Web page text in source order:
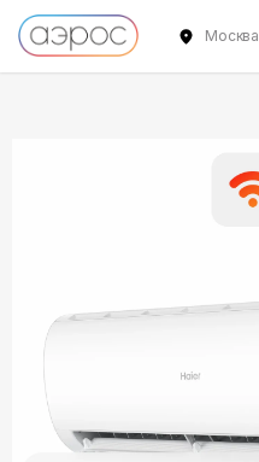
Москва
в наличии
в наличии
в наличии
в наличии